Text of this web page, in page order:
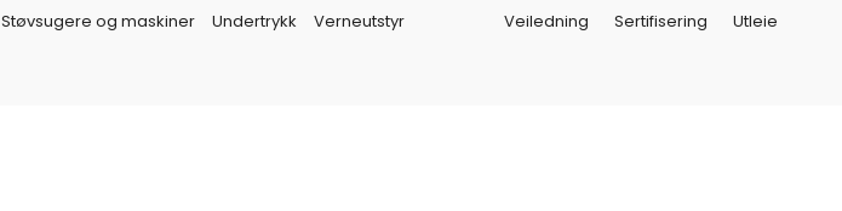
Støvsugere og maskiner Undertrykk Verneutstyr Veiledning Sertifisering Utleie